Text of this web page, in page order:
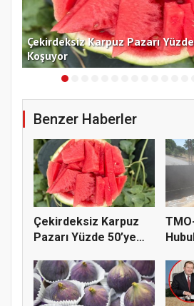
Çekirdeksiz Karpuz Pazarı
Koşuyor
Benzer Haberler
Çekirdeksiz Karpuz
Pazarı Yüzde 50’ye